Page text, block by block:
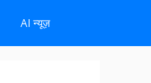
AI न्यूज़